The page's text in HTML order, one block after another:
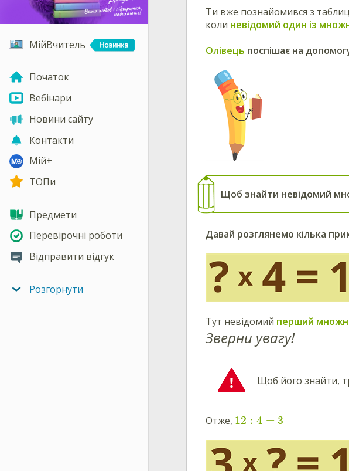
МійВчитель
Початок
Вебінари
Новини сайту
Контакти
Мій+
ТОПи
Предмети
Перевірочні роботи
Відправити відгук
Розгорнути
Ти вже познайомився з
коли невідомий один із
Олівець поспішає на
Щоб знайти невідомий
Давай розглянемо кілька
Тут невідомий перший
Зверни увагу!
Щоб його знайти,
Отже, 12 : 4 = 3